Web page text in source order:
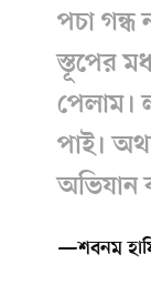
পচা গন্ধ
স্তূপের
পেলাম।
পাই।
অভিযান
—শবনম